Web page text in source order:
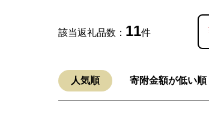
該当返礼品数： 11件
人気順 寄附金額が低い順